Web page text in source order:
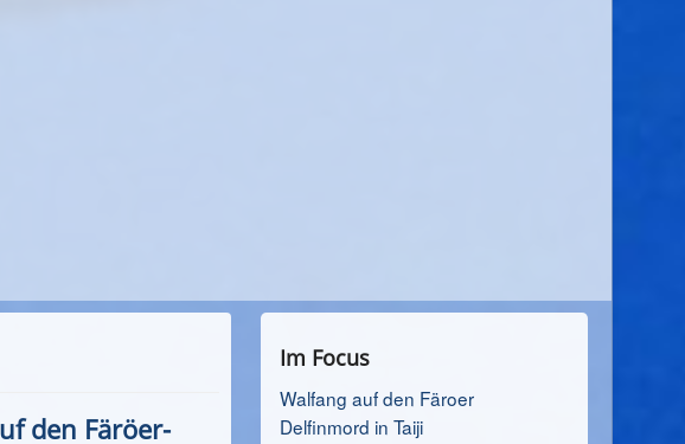
den Färöer-
Im Focus
Walfang auf den Färoer
Delfinmord in Taiji